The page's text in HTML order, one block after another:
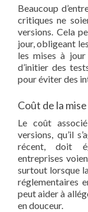
Beaucoup
critiques ne
versions. Cela
jour, obligeant
les mises à
d’initier des
pour éviter des
Coût de la
Le coût
versions, qu’il
récent, doit
entreprises
surtout lorsque
réglementaires
peut aider à
en douceur.